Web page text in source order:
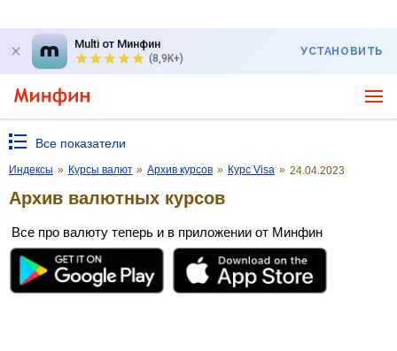
Multi от Минфин
(8,9K+)
УСТАНОВИТЬ
Все показатели
Индексы » Курсы валют » Архив курсов » Курс Visa » 24.04.2023
Архив валютных курсов
Все про валюту теперь и в приложении от Минфин